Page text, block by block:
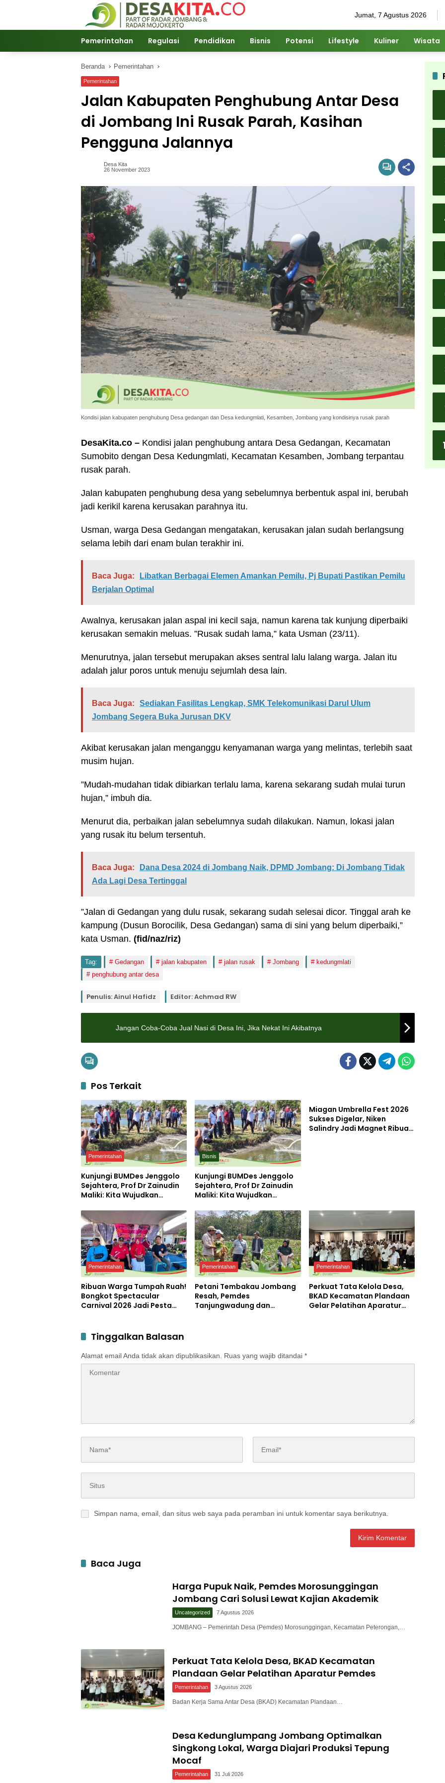
Jumat, 7 Agustus 2026
Pemerintahan Regulasi Pendidikan Bisnis Potensi Lifestyle Kuliner Wisata
Beranda Pemerintahan
Pemerintahan
Jalan Kabupaten Penghubung Antar Desa
di Jombang Ini Rusak Parah, Kasihan
Pengguna Jalannya
Desa Kita
26 November 2023
Kondisi jalan kabupaten penghubung Desa gedangan dan Desa kedungmlati, Kesamben, Jombang yang kondisinya rusak parah
DesaKita.co – Kondisi jalan penghubung antara Desa Gedangan, Kecamatan
Sumobito dengan Desa Kedungmlati, Kecamatan Kesamben, Jombang terpantau
rusak parah.
Jalan kabupaten penghubung desa yang sebelumnya berbentuk aspal ini, berubah
jadi kerikil karena kerusakan parahnya itu.
Usman, warga Desa Gedangan mengatakan, kerusakan jalan sudah berlangsung
selama lebih dari enam bulan terakhir ini.
Baca Juga:
Libatkan Berbagai Elemen Amankan Pemilu, Pj Bupati Pastikan Pemilu
Berjalan Optimal
Awalnya, kerusakan jalan aspal ini kecil saja, namun karena tak kunjung diperbaiki
kerusakan semakin meluas. ”Rusak sudah lama,” kata Usman (23/11).
Menurutnya, jalan tersebut merupakan akses sentral lalu lalang warga. Jalan itu
adalah jalur poros untuk menuju sejumlah desa lain.
Baca Juga:
Sediakan Fasilitas Lengkap, SMK Telekomunikasi Darul Ulum
Jombang Segera Buka Jurusan DKV
Akibat kerusakan jalan menganggu kenyamanan warga yang melintas, terlebih saat
musim hujan.
”Mudah-mudahan tidak dibiarkan terlalu lama, karena sekarang sudah mulai turun
hujan,” imbuh dia.
Menurut dia, perbaikan jalan sebelumnya sudah dilakukan. Namun, lokasi jalan
yang rusak itu belum tersentuh.
Baca Juga:
Dana Desa 2024 di Jombang Naik, DPMD Jombang: Di Jombang Tidak
Ada Lagi Desa Tertinggal
”Jalan di Gedangan yang dulu rusak, sekarang sudah selesai dicor. Tinggal arah ke
kampung (Dusun Borocilik, Desa Gedangan) sama di sini yang belum diperbaiki,”
kata Usman. (fid/naz/riz)
Tag: Gedangan jalan kabupaten jalan rusak Jombang
kedungmlati
penghubung antar desa
Penulis: Ainul Hafidz Editor: Achmad RW
Jangan Coba-Coba Jual Nasi di Desa Ini, Jika Nekat Ini Akibatnya
Pos Terkait
Pemerintahan
Kunjungi BUMDes Jenggolo
Sejahtera, Prof Dr Zainudin
Maliki: Kita Wujudkan
dengan Potensi Desa
Bisnis
Kunjungi BUMDes Jenggolo
Sejahtera, Prof Dr Zainudin
Maliki: Kita Wujudkan
dengan Potensi Desa
Miagan Umbrella Fest 2026
Sukses Digelar, Niken
Salindry Jadi Magnet Ribuan
Pemerintahan
Ribuan Warga Tumpah Ruah!
Bongkot Spectacular
Carnival 2026 Jadi Pesta
Pemerintahan
Petani Tembakau Jombang
Resah, Pemdes
Tanjungwadung dan
Pemerintahan
Perkuat Tata Kelola Desa,
BKAD Kecamatan Plandaan
Gelar Pelatihan Aparatur
Tinggalkan Balasan
Alamat email Anda tidak akan dipublikasikan. Ruas yang wajib ditandai *
Simpan nama, email, dan situs web saya pada peramban ini untuk komentar saya berikutnya.
Baca Juga
Harga Pupuk Naik, Pemdes Morosunggingan
Jombang Cari Solusi Lewat Kajian Akademik
Uncategorized 7 Agustus 2026
JOMBANG – Pemerintah Desa (Pemdes) Morosunggingan, Kecamatan Peterongan,…
Perkuat Tata Kelola Desa, BKAD Kecamatan
Plandaan Gelar Pelatihan Aparatur Pemdes
Pemerintahan 3 Agustus 2026
Badan Kerja Sama Antar Desa (BKAD) Kecamatan Plandaan…
Desa Kedunglumpang Jombang Optimalkan
Singkong Lokal, Warga Diajari Produksi Tepung
Mocaf
Pemerintahan 31 Juli 2026